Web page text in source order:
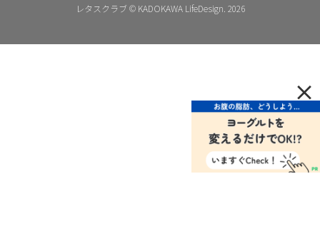
レタスクラブ © KADOKAWA LifeDesign. 2026
×